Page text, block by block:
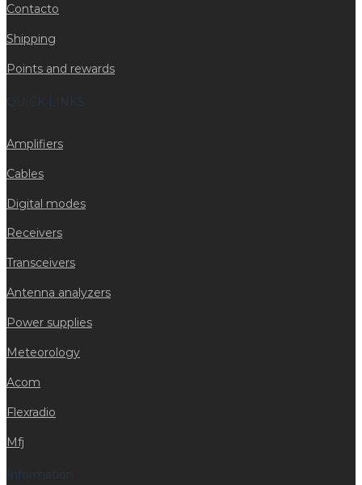
Contacto
Shipping
Points and rewards
QUICK LINKS
Amplifiers
Cables
Digital modes
Receivers
Transceivers
Antenna analyzers
Power supplies
Meteorology
Acom
Flexradio
Mfj
Information